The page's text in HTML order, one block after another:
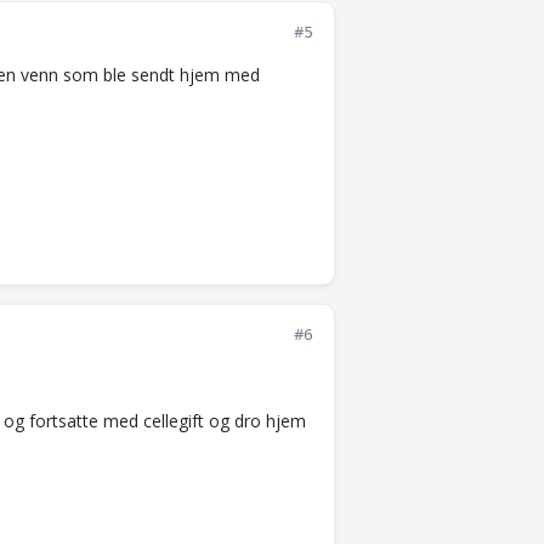
#5
venn som ble sendt hjem med
#6
fortsatte med cellegift og dro hjem